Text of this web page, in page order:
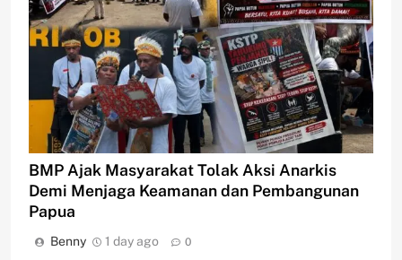
BMP Ajak Masyarakat Tolak Aksi Anarkis
Demi Menjaga Keamanan dan Pembangunan
Papua
Benny 1 day ago 0